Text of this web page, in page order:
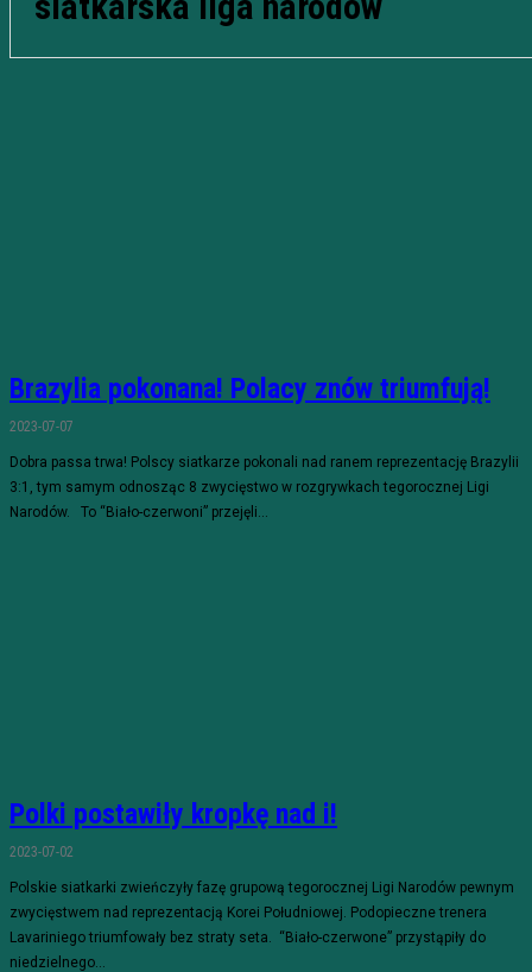
Brazylia pokonana! Polacy znów triumfują!
2023-07-07
Dobra passa trwa! Polscy siatkarze pokonali nad ranem reprezentację Brazylii
3:1, tym samym odnosząc 8 zwycięstwo w rozgrywkach tegorocznej Ligi
Narodów. To “Biało-czerwoni” przejęli...
Polki postawiły kropkę nad i!
2023-07-02
Polskie siatkarki zwieńczyły fazę grupową tegorocznej Ligi Narodów pewnym
zwycięstwem nad reprezentacją Korei Południowej. Podopieczne trenera
Lavariniego triumfowały bez straty seta. “Biało-czerwone” przystąpiły do
niedzielnego...